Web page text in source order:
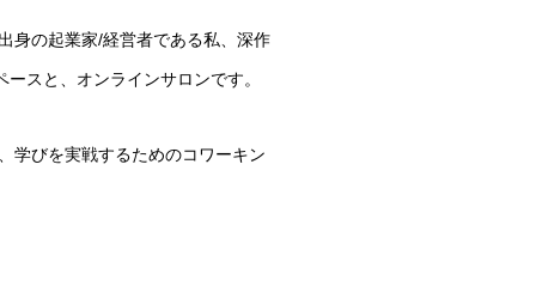
身の起業家/経営者である私、深作
スと、オンラインサロンです。
学びを実戦するためのコワーキン